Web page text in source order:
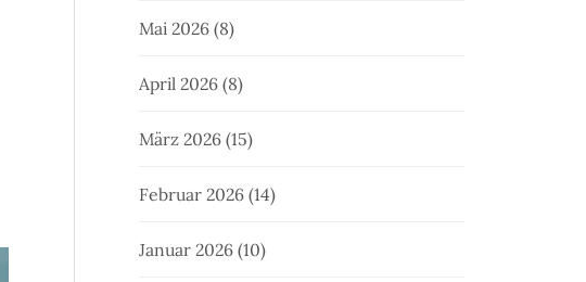
Mai 2026 (8)
April 2026 (8)
März 2026 (15)
Februar 2026 (14)
Januar 2026 (10)